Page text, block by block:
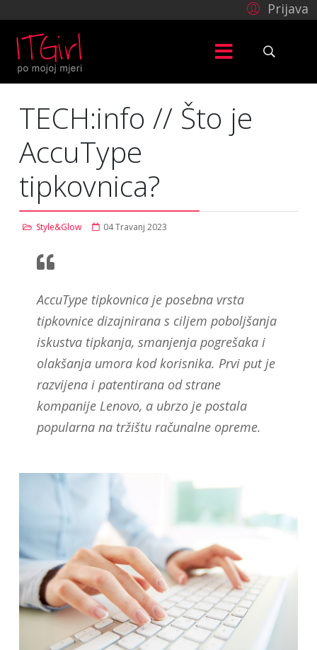
Prijava
TECH:info // Što je
AccuType
tipkovnica?
Style&Glow 04 Travanj 2023
AccuType tipkovnica je posebna vrsta
tipkovnice dizajnirana s ciljem poboljšanja
iskustva tipkanja, smanjenja pogrešaka i
olakšanja umora kod korisnika. Prvi put je
razvijena i patentirana od strane
kompanije Lenovo, a ubrzo je postala
popularna na tržištu računalne opreme.